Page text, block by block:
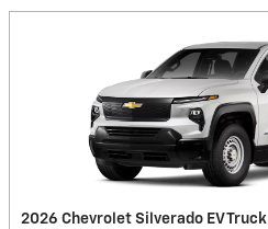
2026 Chevrolet Silverado EV Truck